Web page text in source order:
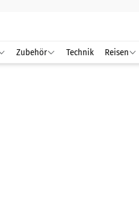
Zubehör Technik Reisen